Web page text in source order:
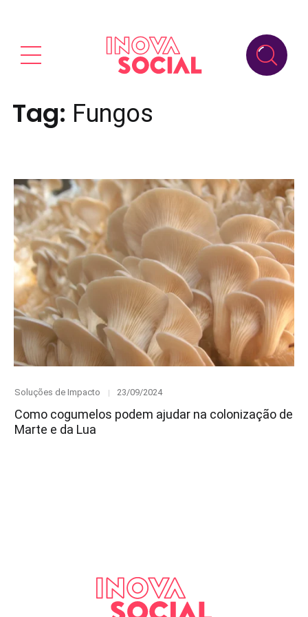
Tag: Fungos
Category
Soluções de Impacto
Posted
23/09/2024
Como cogumelos podem ajudar na colonização de
Marte e da Lua